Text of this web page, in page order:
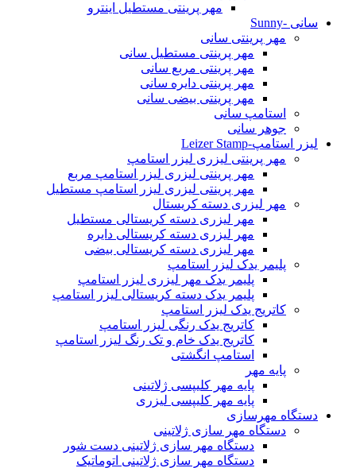
مهر پرینتی مستطیل اینترو
سانی -Sunny
مهر پرینتی سانی
مهر پرینتی مستطیل سانی
مهر پرینتی مربع سانی
مهر پرینتی دایره سانی
مهر پرینتی بیضی سانی
استامپ سانی
جوهر سانی
لیزر استامپ-Leizer Stamp
مهر پرینتی لیزری لیزر استامپ
مهر پرینتی لیزری لیزر استامپ مربع
مهر پرینتی لیزری لیزر استامپ مستطیل
مهر لیزری دسته کریستال
مهر لیزری دسته کریستالی مستطیل
مهر لیزری دسته کریستالی دایره
مهر لیزری دسته کریستالی بیضی
پلیمر یدک لیزر استامپ
پلیمر یدک مهر لیزری لیزر استامپ
پلیمر یدک دسته کریستالی لیزر استامپ
کاتریج یدک لیزر استامپ
کاتریج یدک رنگی لیزر استامپ
کاتریج یدک خام و تک رنگ لیزر استامپ
استامپ انگشتی
پایه مهر
پایه مهر کلیپسی ژلاتینی
پایه مهر کلیپسی لیزری
دستگاه مهرسازی
دستگاه مهر سازی ژلاتینی
دستگاه مهر سازی ژلاتینی دست شور
دستگاه مهر سازی ژلاتینی اتوماتیک